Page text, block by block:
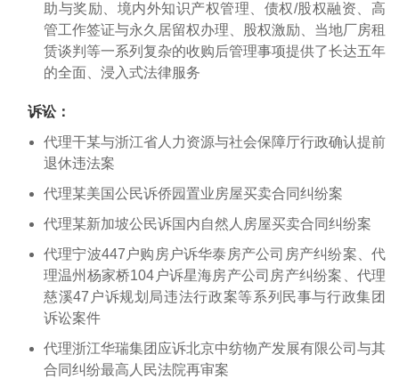
助与奖励、境内外知识产权管理、债权/股权融资、高
管工作签证与永久居留权办理、股权激励、当地厂房租
赁谈判等一系列复杂的收购后管理事项提供了长达五年
的全面、浸入式法律服务
诉讼：
代理干某与浙江省人力资源与社会保障厅行政确认提前
退休违法案
代理某美国公民诉侨园置业房屋买卖合同纠纷案
代理某新加坡公民诉国内自然人房屋买卖合同纠纷案
代理宁波447户购房户诉华泰房产公司房产纠纷案、代
理温州杨家桥104户诉星海房产公司房产纠纷案、代理
慈溪47户诉规划局违法行政案等系列民事与行政集团
诉讼案件
代理浙江华瑞集团应诉北京中纺物产发展有限公司与其
合同纠纷最高人民法院再审案